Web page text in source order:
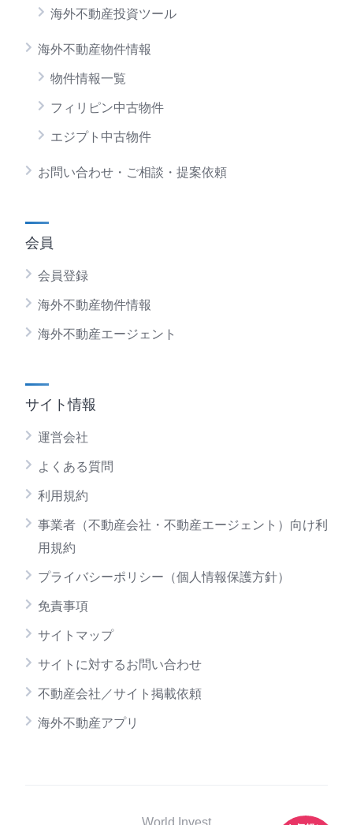
海外不動産投資ツール
海外不動産物件情報
物件情報一覧
フィリピン中古物件
エジプト中古物件
お問い合わせ・ご相談・提案依頼
会員
会員登録
海外不動産物件情報
海外不動産エージェント
サイト情報
運営会社
よくある質問
利用規約
事業者（不動産会社・不動産エージェント）向け利
用規約
プライバシーポリシー（個人情報保護方針）
免責事項
サイトマップ
サイトに対するお問い合わせ
不動産会社／サイト掲載依頼
海外不動産アプリ